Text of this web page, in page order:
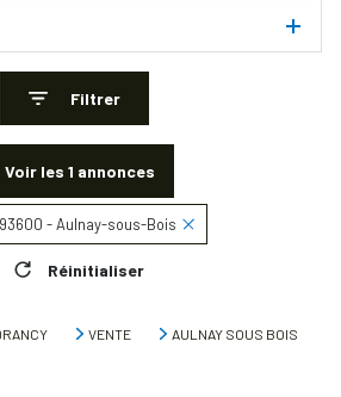
Filtrer
Voir les 1 annonces
93600 - Aulnay-sous-Bois
Réinitialiser
VENTE
AULNAY SOUS BOIS